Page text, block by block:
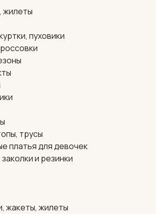
жилеты
пуховики
трусы
платья для девочек
и резинки
жакеты, жилеты